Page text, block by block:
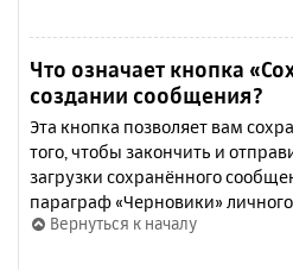
Что означает кнопка
создании сообщения?
Эта кнопка позволяет вам
того, чтобы закончить и
загрузки сохранённого
параграф «Черновики»
Вернуться к началу